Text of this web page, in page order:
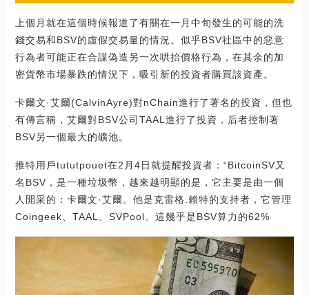
上個月就在這個時候報道了有關在一月中旬發生的可能的洗
錢交易和BSV的虛假交易量的情況。似乎BSV社區中的惡意
行為者可能正在合謀偽造另一次哄抬價格行為，在其余的加
密貨幣市場暴跌的情況下，吸引新的投資者購買該資產。
卡爾文·艾爾(CalvinAyre)對nChain進行了著名的投資，但也
有傳言稱，艾爾對BSV公司TAAL進行了投資，后者控制著
BSV另一個最大的礦池。
推特用戶tututpouet在2月4日就提醒投資者：“BitcoinSV又
名BSV，是一種垃圾幣，越來越明顯的是，它主要是由一個
人開采的：卡爾文·艾爾。他是克雷格.賴特的支持者，它管理
Coingeek、TAAL、SVPool。這幾乎是BSV算力的62%